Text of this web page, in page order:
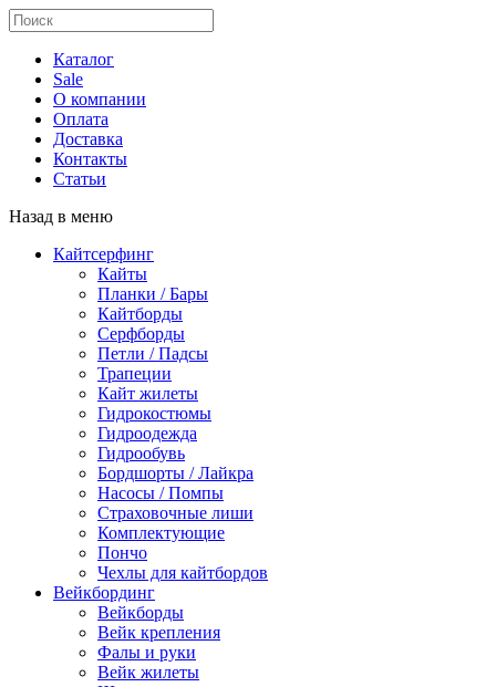
Каталог
Sale
О компании
Оплата
Доставка
Контакты
Статьи
Назад в меню
Кайтсерфинг
Кайты
Планки / Бары
Кайтборды
Серфборды
Петли / Падсы
Трапеции
Кайт жилеты
Гидрокостюмы
Гидроодежда
Гидрообувь
Бордшорты / Лайкра
Насосы / Помпы
Страховочные лиши
Комплектующие
Пончо
Чехлы для кайтбордов
Вейкбординг
Вейкборды
Вейк крепления
Фалы и руки
Вейк жилеты